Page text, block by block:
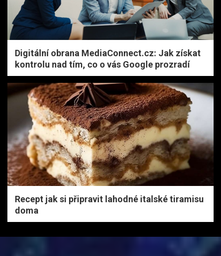
Digitální obrana MediaConnect.cz: Jak získat
kontrolu nad tím, co o vás Google prozradí
Recept jak si připravit lahodné italské tiramisu
doma